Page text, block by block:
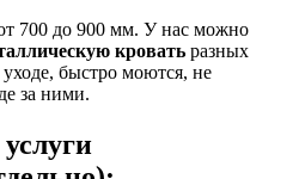
700 до 900 мм. У нас можно
кровать разных
быстро моются, не
за ними.